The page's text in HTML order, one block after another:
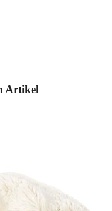
Artikel